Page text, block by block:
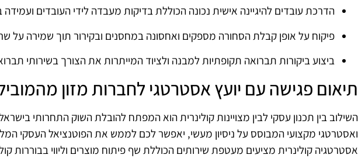
הדרכת עובדים להיגיינה אישית נכונה הכוללת בדיקות מעבדה לידי העובדים
פיקוח על אופן קבלת הסחורה מספקים ואחסונה במחסנים ובקירור תוך שמירה
ביצוע ביקורות תברואה תקופתיות למבנה ולציוד המייתרות את הצורך בשירותי
תיאום פגישה עם יועץ אסטרטגי לחברות מזון
השילוב בין תכנון עסקי לבין מצויינות קולינרית הוא המפתח להובלת השוק התחרותי
ואסטרטגי מקצועי המבוסס על ניסיון מעשי, יאפשר לכם לממש את הפוטנציאל העסקי
אסטרטגיה קולינרית מציעים מעטפת שירותים הכוללת שף פיתוח מוצרים וליווי בבוררות